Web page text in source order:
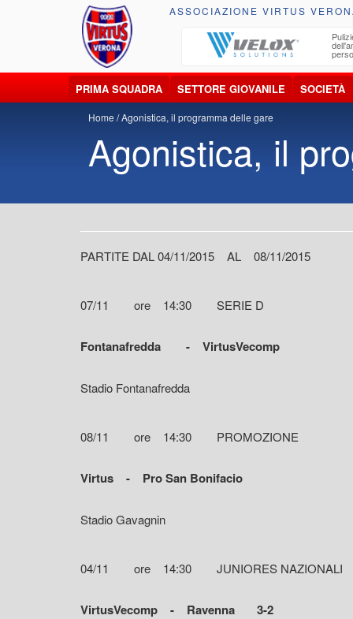
ASSOCIAZIONE VIRTUS
trasporto, smaltimento e recupero di
PRIMA SQUADRA SETTORE GIOVANILE SOCIETÀ
Home Agonistica, il programma delle gare
Agonistica, il
PARTITE DAL 04/11/2015 AL 08/11/2015
07/11 ore 14:30 SERIE D
Fontanafredda - VirtusVecomp
Stadio Fontanafredda
08/11 ore 14:30 PROMOZIONE
Virtus - Pro San Bonifacio
Stadio Gavagnin
04/11 ore 14:30 JUNIORES NAZIONALI
VirtusVecomp - Ravenna 3-2